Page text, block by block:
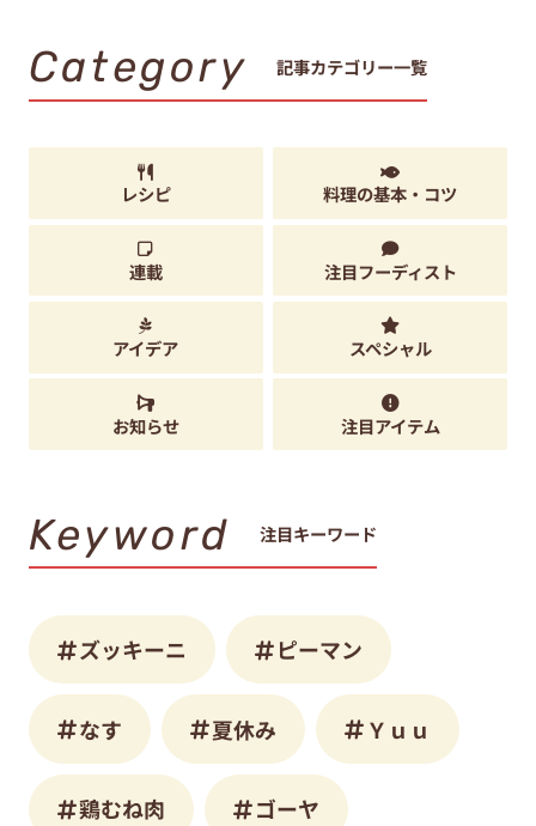
Category 記事カテゴリー一覧
レシピ 料理の基本・コツ
連載 注目フーディスト
アイデア スペシャル
お知らせ 注目アイテム
Keyword 注目キーワード
ズッキーニ ピーマン
なす 夏休み Ｙｕｕ
鶏むね肉 ゴーヤ